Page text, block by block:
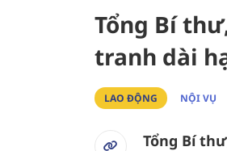
Tổng Bí
tranh dài
LAO ĐỘNG NỘI VỤ
Tổng Bí